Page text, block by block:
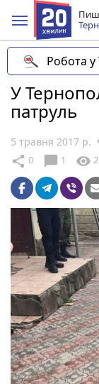
Робота у
У
патруль
5 травня 2017 р.
share 0 chat_bubble 1 visibility